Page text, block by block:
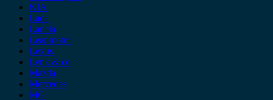
KIA
Lada
Lancia
Leapmotor
Lexus
Lynk & co
Mazda
Mercedes
MG